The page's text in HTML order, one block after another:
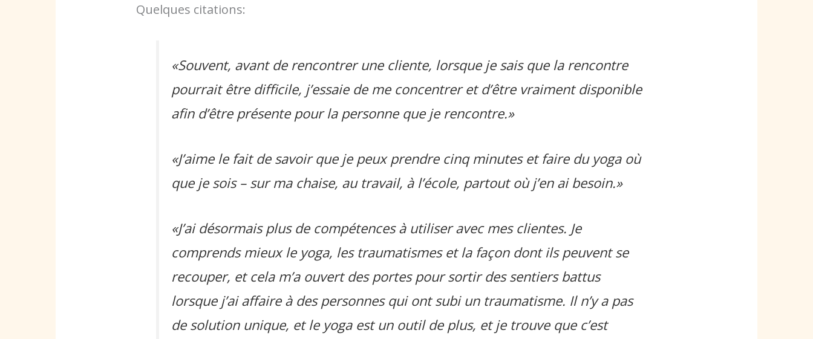
Quelques citations:
«Souvent, avant de rencontrer une cliente, lorsque je sais que la rencontre
pourrait être difficile, j’essaie de me concentrer et d’être vraiment disponible
afin d’être présente pour la personne que je rencontre.»
«J’aime le fait de savoir que je peux prendre cinq minutes et faire du yoga où
que je sois – sur ma chaise, au travail, à l’école, partout où j’en ai besoin.»
«J’ai désormais plus de compétences à utiliser avec mes clientes. Je
comprends mieux le yoga, les traumatismes et la façon dont ils peuvent se
recouper, et cela m’a ouvert des portes pour sortir des sentiers battus
lorsque j’ai affaire à des personnes qui ont subi un traumatisme. Il n’y a pas
de solution unique, et le yoga est un outil de plus, et je trouve que c’est